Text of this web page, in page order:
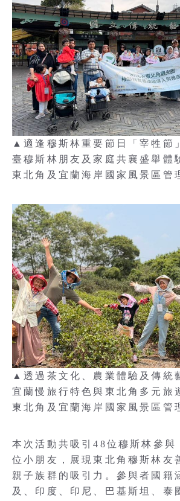
▲適逢穆斯林重要節日「宰牲節
臺穆斯林朋友及家庭共襄盛舉體
東北角及宜蘭海岸國家風景區管
▲透過茶文化、農業體驗及傳統
宜蘭慢旅行特色與東北角多元旅
東北角及宜蘭海岸國家風景區管
本次活動共吸引48位穆斯林參與
位小朋友，展現東北角穆斯林友
親子族群的吸引力。參與者國籍
及、印度、印尼、巴基斯坦、泰